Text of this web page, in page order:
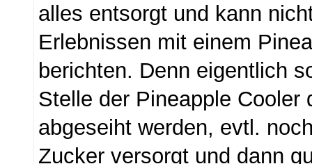
alles entsorgt und kann
Erlebnissen mit einem
berichten. Denn eigentlich
Stelle der Pineapple Cooler
abgeseiht werden, evtl.
Zucker versorgt und dann